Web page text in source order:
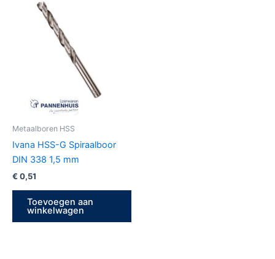
Metaalboren HSS
Ivana HSS-G Spiraalboor
DIN 338 1,5 mm
€ 0,51
Toevoegen aan
winkelwagen